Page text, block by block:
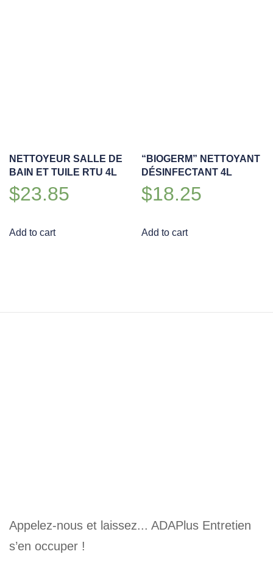
NETTOYEUR SALLE DE
BAIN ET TUILE RTU 4L
$23.85
Add to cart
“BIOGERM” NETTOYANT
DÉSINFECTANT 4L
$18.25
Add to cart
Appelez-nous et laissez... ADAPlus Entretien
s’en occuper !